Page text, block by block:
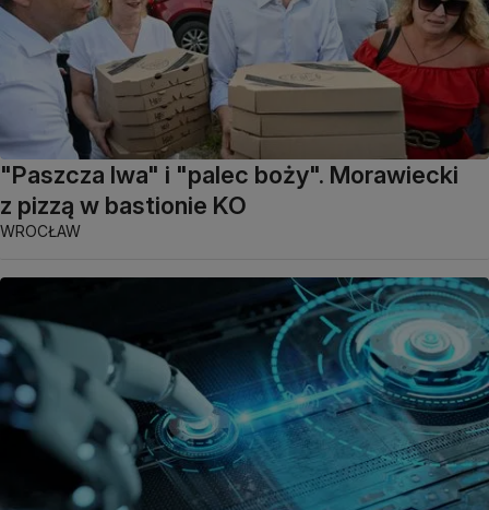
"Paszcza lwa" i "palec boży". Morawiecki
z pizzą w bastionie KO
WROCŁAW